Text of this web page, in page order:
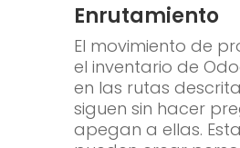
Enrutamiento
El movimiento de
el inventario de
en las rutas
siguen sin hacer
apegan a ellas.